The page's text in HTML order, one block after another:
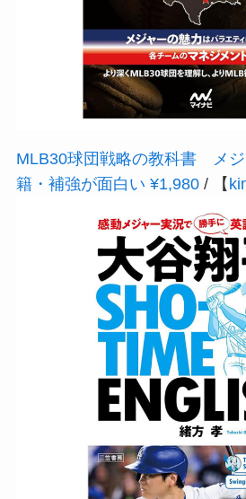
MLB30球団戦略の教科書 メ
籍・補強が面白い ¥1,980/ 【